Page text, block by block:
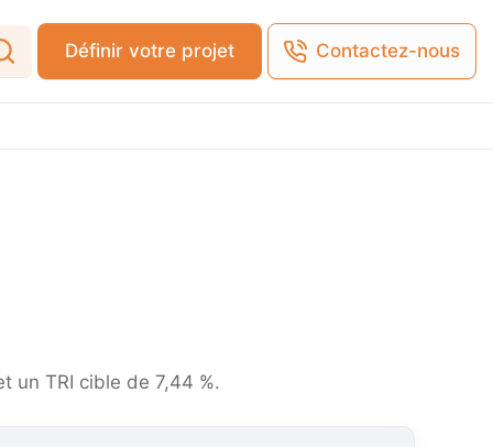
Définir votre projet Contactez-nous
un TRI cible de 7,44 %.